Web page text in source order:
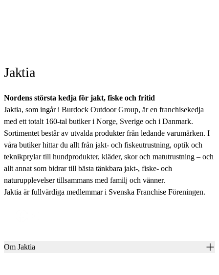
Jaktia
Nordens största kedja för jakt, fiske och fritid
Jaktia, som ingår i Burdock Outdoor Group, är en franchisekedja
med ett totalt 160-tal butiker i Norge, Sverige och i Danmark.
Sortimentet består av utvalda produkter från ledande varumärken. I
våra butiker hittar du allt från jakt- och fiskeutrustning, optik och
teknikprylar till hundprodukter, kläder, skor och matutrustning – och
allt annat som bidrar till bästa tänkbara jakt-, fiske- och
naturupplevelser tillsammans med familj och vänner.
Jaktia är fullvärdiga medlemmar i Svenska Franchise Föreningen.
Om Jaktia